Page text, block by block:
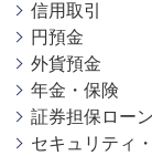
信用取引
円預金
外貨預金
年金・保険
証券担保ロー
セキュリティ